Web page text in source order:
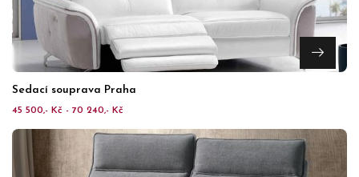
Sedací souprava Praha
45 500,- Kč - 70 240,- Kč